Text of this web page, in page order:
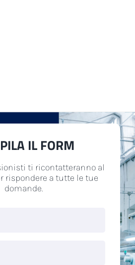
IL FORM
ti ricontatteranno al
rispondere a tutte le tue
domande.